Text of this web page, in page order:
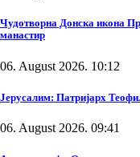
Чудотворна Донска икона
манастир
06. August 2026. 10:12
Јерусалим: Патријарх
06. August 2026. 09:41